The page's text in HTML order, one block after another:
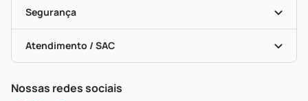
Formas De Pagamento
Troca E Devolução
Bulas De A A Z
Políticas De Marketplace
Serviços Farmacêuticos
Testes Rápidos
Autoteste Covid-19
Segurança
Certificado De Segurança
Portal Da Privacidade
Atendimento / SAC
WhatsApp (47) 9202-1687
Nossas redes sociais